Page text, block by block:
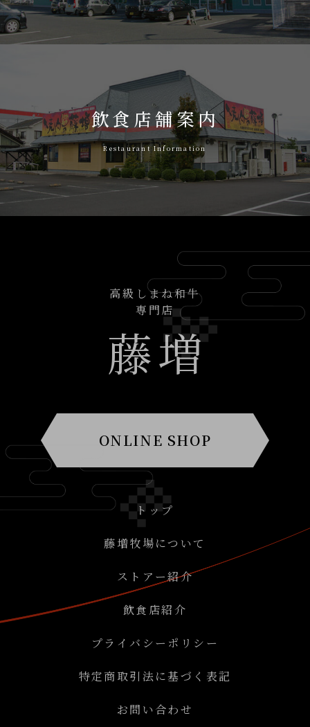
飲食店舗案内
Restaurant Information
高級しまね和牛
専門店
藤増
ONLINE SHOP
トップ
藤増牧場について
ストアー紹介
飲食店紹介
プライバシーポリシー
特定商取引法に基づく表記
お問い合わせ